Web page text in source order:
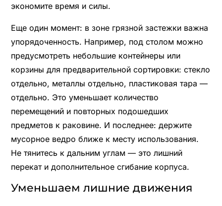
экономите время и силы.
Еще один момент: в зоне грязной застежки важна
упорядоченность. Например, под столом можно
предусмотреть небольшие контейнеры или
корзины для предварительной сортировки: стекло
отдельно, металлы отдельно, пластиковая тара —
отдельно. Это уменьшает количество
перемещений и повторных подошедших
предметов к раковине. И последнее: держите
мусорное ведро ближе к месту использования.
Не тянитесь к дальним углам — это лишний
перекат и дополнительное сгибание корпуса.
Уменьшаем лишние движения